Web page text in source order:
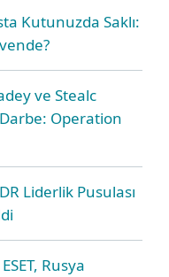
Kutunuzda Saklı:
ve Stealc
Darbe: Operation
Liderlik Pusulası
Rusya